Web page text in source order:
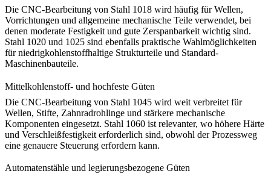
Die CNC-Bearbeitung von Stahl 1018 wird häufig für Wellen,
Vorrichtungen und allgemeine mechanische Teile verwendet, bei
denen moderate Festigkeit und gute Zerspanbarkeit wichtig sind.
Stahl 1020 und 1025 sind ebenfalls praktische Wahlmöglichkeiten
für niedrigkohlenstoffhaltige Strukturteile und Standard-
Maschinenbauteile.
Mittelkohlenstoff- und hochfeste Güten
Die CNC-Bearbeitung von Stahl 1045 wird weit verbreitet für
Wellen, Stifte, Zahnradrohlinge und stärkere mechanische
Komponenten eingesetzt. Stahl 1060 ist relevanter, wo höhere Härte
und Verschleißfestigkeit erforderlich sind, obwohl der Prozessweg
eine genauere Steuerung erfordern kann.
Automatenstähle und legierungsbezogene Güten